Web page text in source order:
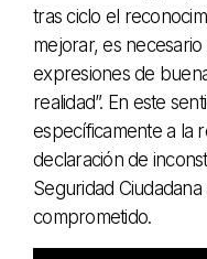
tras ciclo el
mejorar, es
expresiones de
realidad”. En este
específicamente a la
declaración de
Seguridad
comprometido.